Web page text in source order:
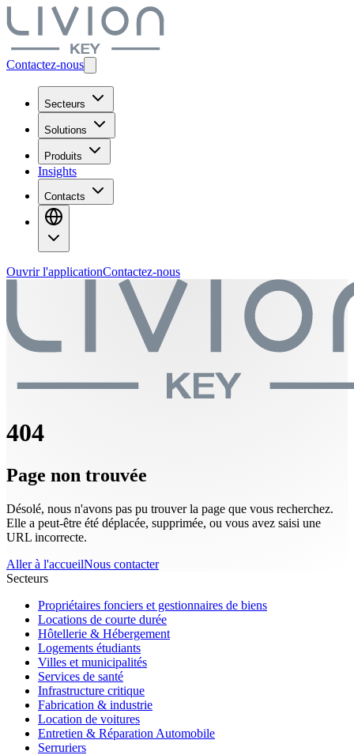
Contactez-nous
Secteurs
Solutions
Produits
Insights
Contacts
Ouvrir l'applicationContactez-nous
404
Page non trouvée
Désolé, nous n'avons pas pu trouver la page que vous recherchez.
Elle a peut-être été déplacée, supprimée, ou vous avez saisi une
URL incorrecte.
Aller à l'accueilNous contacter
Secteurs
Propriétaires fonciers et gestionnaires de biens
Locations de courte durée
Hôtellerie & Hébergement
Logements étudiants
Villes et municipalités
Services de santé
Infrastructure critique
Fabrication & industrie
Location de voitures
Entretien & Réparation Automobile
Serruriers